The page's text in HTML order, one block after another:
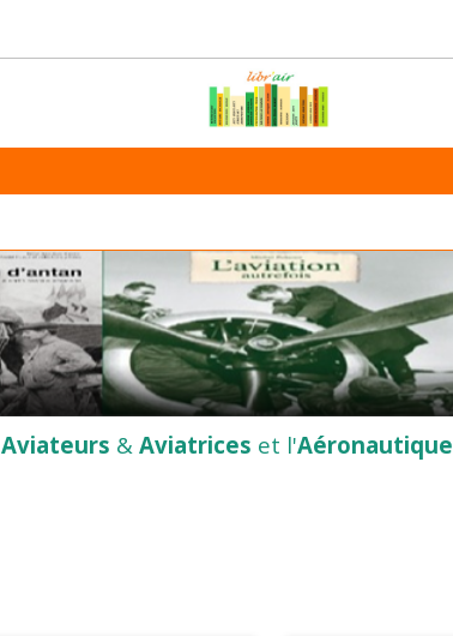
Aviateurs & Aviatrices et l'Aéronautique